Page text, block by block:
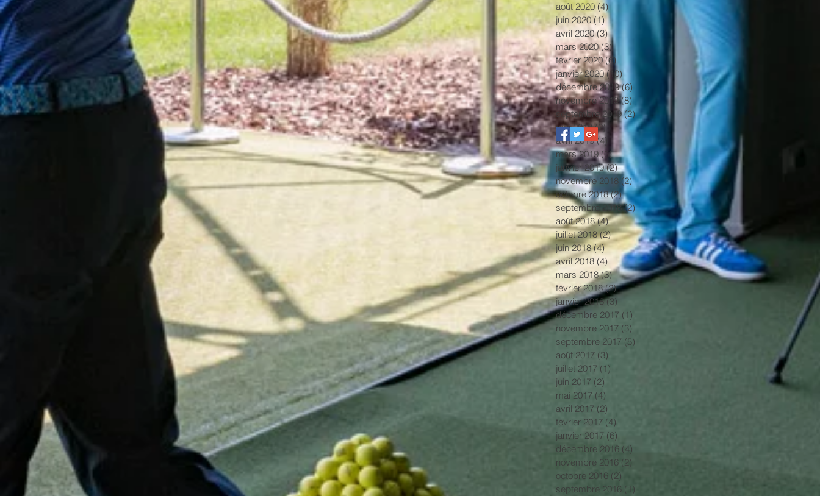
août 2020 (4)4 posts
juin 2020 (1)1 post
avril 2020 (3)3 posts
mars 2020 (3)3 posts
février 2020 (6)
janvier 2020 (10)
décembre 2019 (6)
novembre 2019 (8)
septembre 2019 (2)2 posts
mai 2019 (2)2 posts
avril 2019 (4) 4 posts
mars 2019 (6)6 posts
janvier 2019 (2)2 posts
novembre 2018 (2)2 posts
octobre 2018 (2)2 posts
septembre 2018 (2)2 posts
août 2018 (4)4 posts
juillet 2018 (2)2 posts
juin 2018 (4)4 posts
avril 2018 (4) 4 posts
mars 2018 (3)3 posts
février 2018 (2)2 posts
janvier 2018 (3)
décembre 2017 (1)
novembre 2017 (3)
septembre 2017 (5)
août 2017 (3)
juillet 2017 (1)
juin 2017 (2)
mai 2017 (4)
avril 2017 (2)
février 2017 (4)
janvier 2017 (6)
décembre 2016 (4)
novembre 2016 (2)
octobre 2016 (2)
septembre 2016 (1)